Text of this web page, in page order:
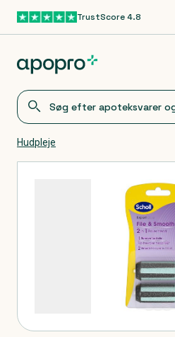
Gå til hovedindholdTrustScore 4.8
Hudpleje